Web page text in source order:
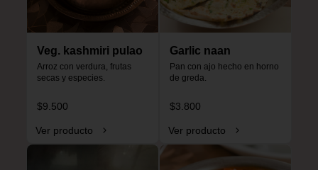
Veg. kashmiri pulao
Arroz con verdura, frutas
secas y especies.
$9.500
Ver producto
Garlic naan
Pan con ajo hecho en horno
de greda.
$3.800
Ver producto